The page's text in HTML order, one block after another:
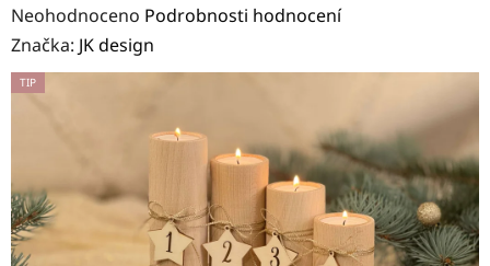
Průměrné
hodnocení
produktu
5
hvězdiček.
Neohodnoceno Podrobnosti hodnocení
Značka: JK design
TIP